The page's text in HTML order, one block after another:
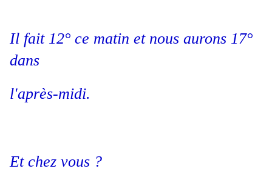
Il fait 12° ce matin et nous aurons 17°
dans
l'après-midi.
Et chez vous ?